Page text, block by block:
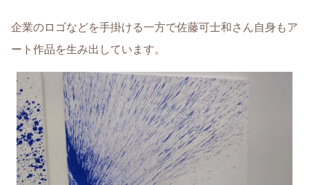
企業のロゴなどを手掛ける一方で佐藤可士和さん自身もア
ート作品を生み出しています。